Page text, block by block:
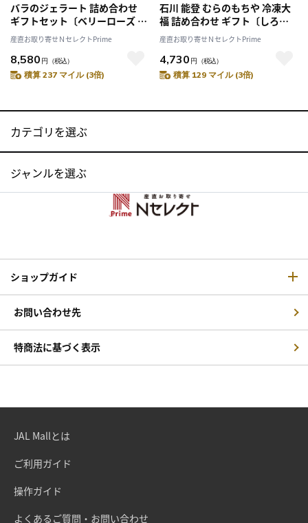
バラのジェラート 詰め合わせ
ギフトセット〔ベリーローズ ほ
か全4種 各90ml×2〕
産直お取り寄せＮセレクトPrime
8,580 円 （税込）
積算 237 マイル (3倍)
石川 能登 むらのもちや 冷凍大
福 詰め合わせ ギフト〔しろ・
あか・豆・よもぎ・抹茶・かぼ
ちゃ〕
産直お取り寄せＮセレクトPrime
4,730 円 （税込）
積算 129 マイル (3倍)
カテゴリを選ぶ
ジャンルを選ぶ
ショップガイド
お問い合わせ先
特商法に基づく表示
JAL Mallとは
ご利用ガイド
操作ガイド
よくあるご質問・お問い合わせ